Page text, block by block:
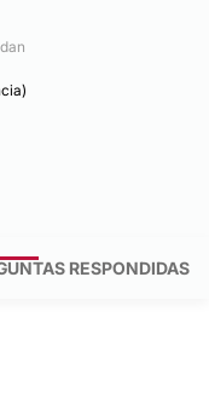
RESPONDIDAS